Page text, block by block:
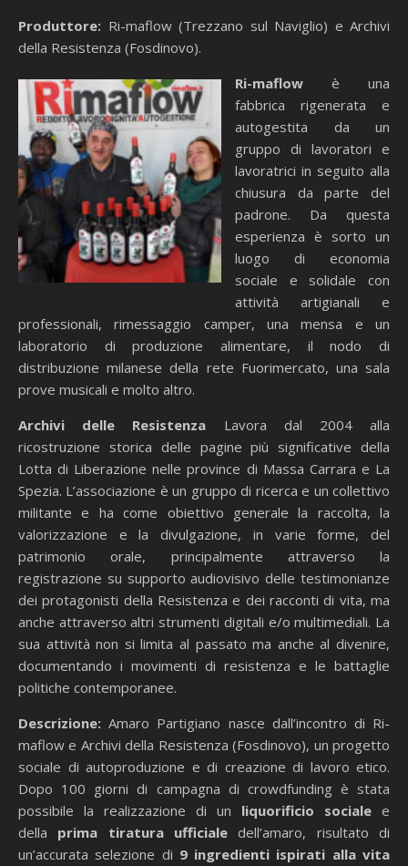
Produttore: Ri-maflow (Trezzano sul Naviglio) e Archivi
della Resistenza (Fosdinovo).
Ri-maflow è una
fabbrica rigenerata e
autogestita da un
gruppo di lavoratori e
lavoratrici in seguito alla
chiusura da parte del
padrone. Da questa
esperienza è sorto un
luogo di economia
sociale e solidale con
attività artigianali e
professionali, rimessaggio camper, una mensa e un
laboratorio di produzione alimentare, il nodo di
distribuzione milanese della rete Fuorimercato, una sala
prove musicali e molto altro.
Archivi delle Resistenza Lavora dal 2004 alla
ricostruzione storica delle pagine più significative della
Lotta di Liberazione nelle province di Massa Carrara e La
Spezia. L’associazione è un gruppo di ricerca e un collettivo
militante e ha come obiettivo generale la raccolta, la
valorizzazione e la divulgazione, in varie forme, del
patrimonio orale, principalmente attraverso la
registrazione su supporto audiovisivo delle testimonianze
dei protagonisti della Resistenza e dei racconti di vita, ma
anche attraverso altri strumenti digitali e/o multimediali. La
sua attività non si limita al passato ma anche al divenire,
documentando i movimenti di resistenza e le battaglie
politiche contemporanee.
Descrizione: Amaro Partigiano nasce dall’incontro di Ri-
maflow e Archivi della Resistenza (Fosdinovo), un progetto
sociale di autoproduzione e di creazione di lavoro etico.
Dopo 100 giorni di campagna di crowdfunding è stata
possibile la realizzazione di un liquorificio sociale e
della prima tiratura ufficiale dell’amaro, risultato di
un’accurata selezione di 9 ingredienti ispirati alla vita